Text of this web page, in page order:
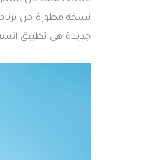
نسخة مطورة من
جديدة هي تطبيق